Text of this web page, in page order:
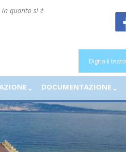
quanto si è
DOCUMENTAZIONE